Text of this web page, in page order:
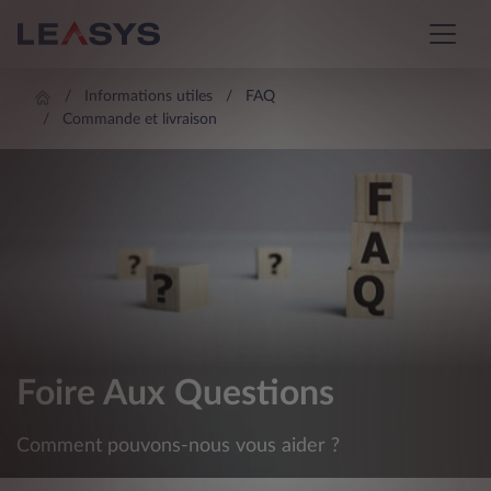
Informations utiles
FAQ
Commande et livraison
Foire Aux Questions
Comment pouvons-nous vous aider ?